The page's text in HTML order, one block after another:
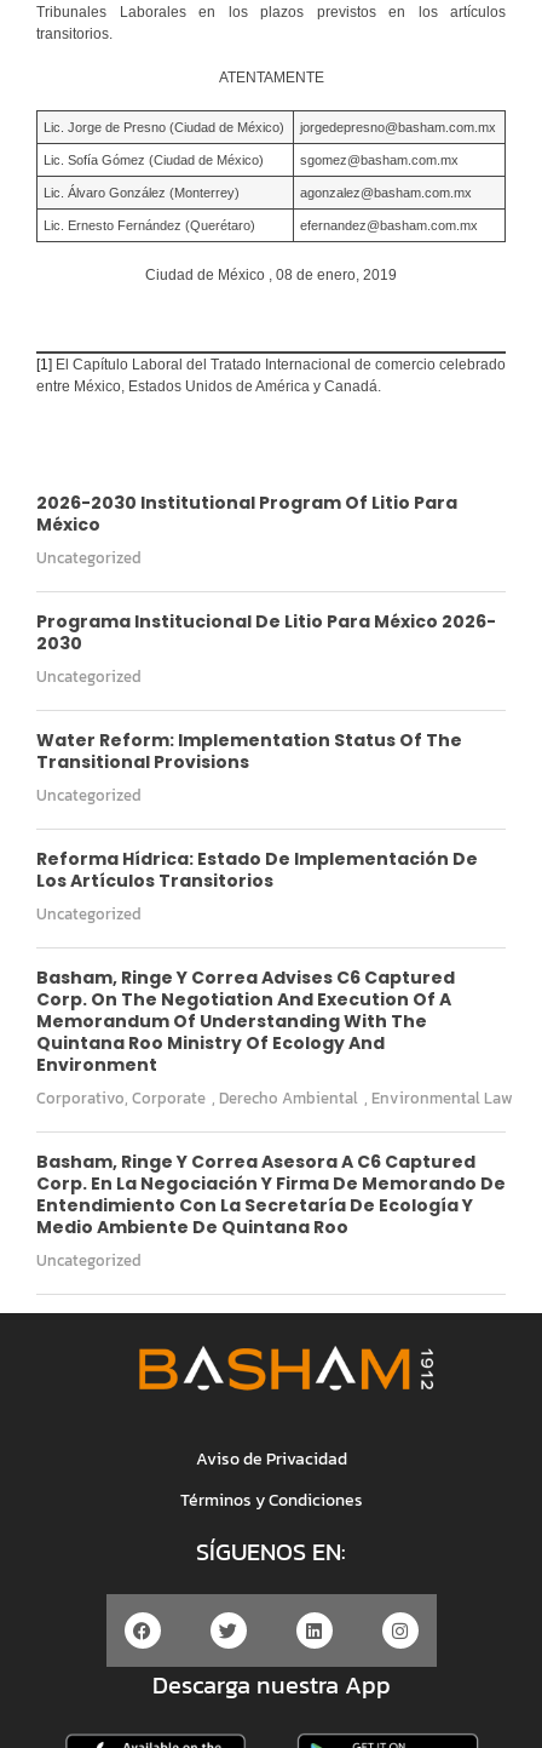
Tribunales Laborales en los plazos previstos en los artículos
transitorios.
ATENTAMENTE
Lic. Jorge de Presno (Ciudad de México) jorgedepresno@basham.com.mx
Lic. Sofía Gómez (Ciudad de México) sgomez@basham.com.mx
Lic. Álvaro González (Monterrey) agonzalez@basham.com.mx
Lic. Ernesto Fernández (Querétaro) efernandez@basham.com.mx
Ciudad de México , 08 de enero, 2019
[1] El Capítulo Laboral del Tratado Internacional de comercio celebrado
entre México, Estados Unidos de América y Canadá.
2026-2030 Institutional Program Of Litio Para
México
Uncategorized
Programa Institucional De Litio Para México 2026-
2030
Uncategorized
Water Reform: Implementation Status Of The
Transitional Provisions
Uncategorized
Reforma Hídrica: Estado De Implementación De
Los Artículos Transitorios
Uncategorized
Basham, Ringe Y Correa Advises C6 Captured
Corp. On The Negotiation And Execution Of A
Memorandum Of Understanding With The
Quintana Roo Ministry Of Ecology And
Environment
Corporativo, Corporate , Derecho Ambiental , Environmental Law
Basham, Ringe Y Correa Asesora A C6 Captured
Corp. En La Negociación Y Firma De Memorando De
Entendimiento Con La Secretaría De Ecología Y
Medio Ambiente De Quintana Roo
Uncategorized
Aviso de Privacidad
Términos y Condiciones
SÍGUENOS EN:
Descarga nuestra App